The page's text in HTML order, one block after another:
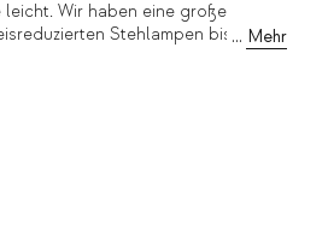
Wir haben eine große
Stehlampen bis hin zu
für Hocker und Designertische.